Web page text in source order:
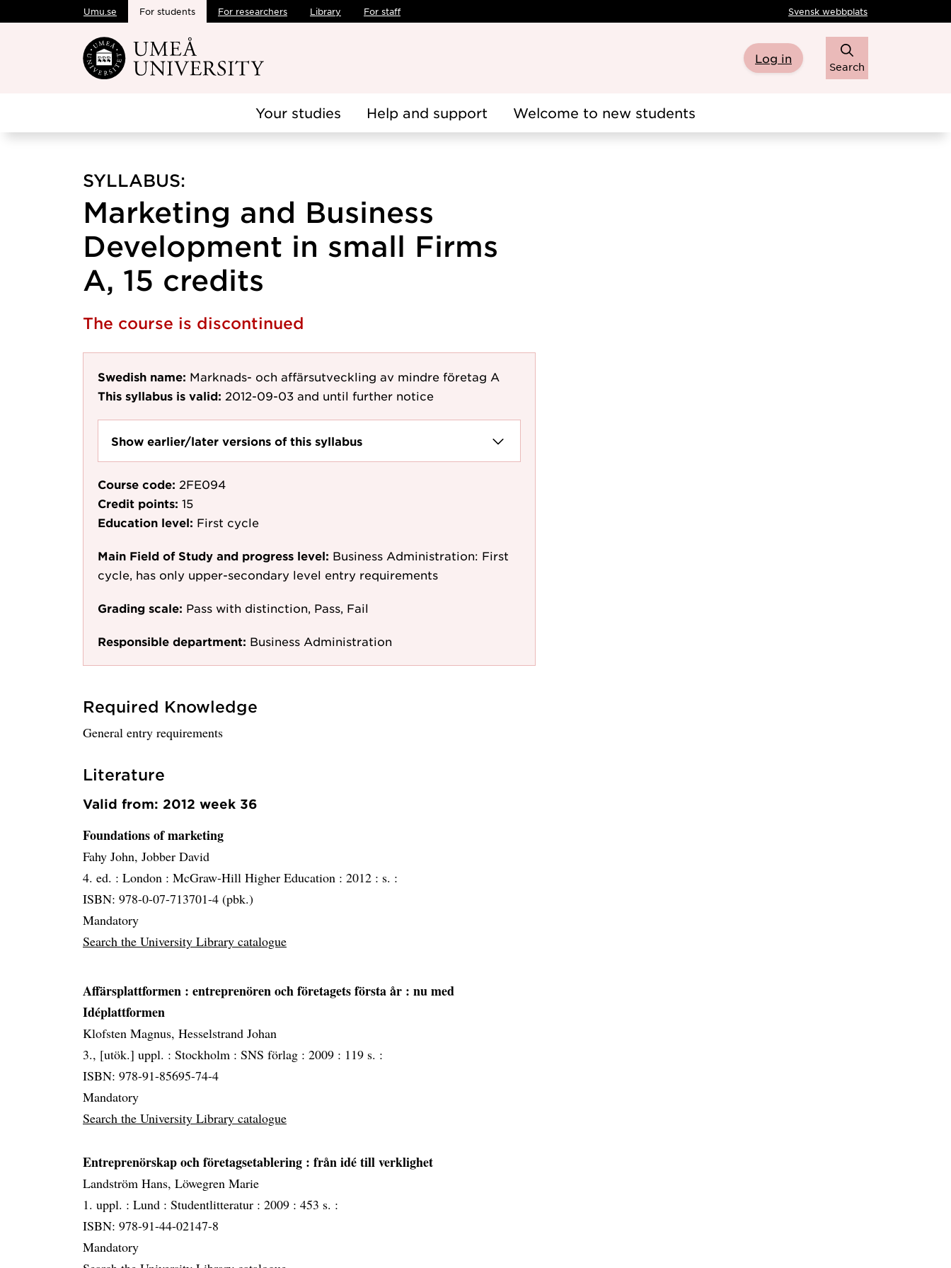
Skip to main content
Umu.se For students For researchers Library For staff Svensk webbplats
Log in
Search
Your studies Help and support Welcome to new students
SYLLABUS:
Marketing and Business
Development in small Firms
A, 15 credits
The course is discontinued
Swedish name: Marknads- och affärsutveckling av mindre företag A
This syllabus is valid: 2012-09-03 and until further notice
Show earlier/later versions of this syllabus
Course code: 2FE094
Credit points: 15
Education level: First cycle
Main Field of Study and progress level: Business Administration: First
cycle, has only upper-secondary level entry requirements
Grading scale: Pass with distinction, Pass, Fail
Responsible department: Business Administration
Required Knowledge
General entry requirements
Literature
Valid from: 2012 week 36
Foundations of marketing
Fahy John, Jobber David
4. ed. : London : McGraw-Hill Higher Education : 2012 : s. :
ISBN: 978-0-07-713701-4 (pbk.)
Mandatory
Search the University Library catalogue
Affärsplattformen : entreprenören och företagets första år : nu med
Idéplattformen
Klofsten Magnus, Hesselstrand Johan
3., [utök.] uppl. : Stockholm : SNS förlag : 2009 : 119 s. :
ISBN: 978-91-85695-74-4
Mandatory
Search the University Library catalogue
Entreprenörskap och företagsetablering : från idé till verklighet
Landström Hans, Löwegren Marie
1. uppl. : Lund : Studentlitteratur : 2009 : 453 s. :
ISBN: 978-91-44-02147-8
Mandatory